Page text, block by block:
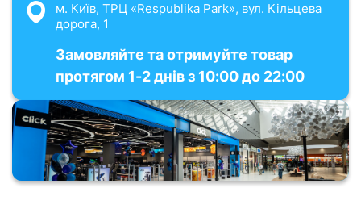
м. Київ, ТРЦ «Respublika Park», вул. Кільцева
дорога, 1
Замовляйте та отримуйте товар
протягом 1-2 днів з 10:00 до 22:00